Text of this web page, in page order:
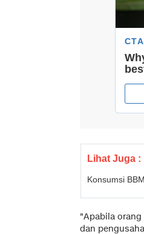
Lihat Juga :
Konsumsi
"Apabila
dan